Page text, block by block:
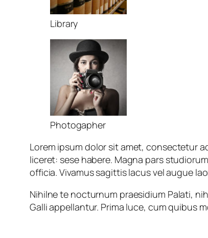
Library
Photogapher
Lorem ipsum dolor sit amet, consectetur
liceret: sese habere. Magna pars
officia. Vivamus sagittis lacus vel augue
Nihilne te nocturnum praesidium Palati,
Galli appellantur. Prima luce, cum quibus